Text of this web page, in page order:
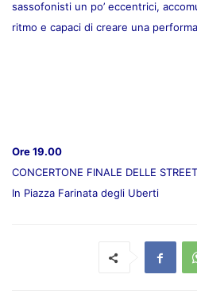
sassofonisti un po’ eccentrici,
ritmo e capaci di creare una
Ore 19.00
CONCERTONE FINALE DELLE
In Piazza Farinata degli Uberti